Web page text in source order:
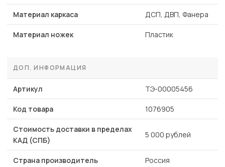
Материал каркаса ДСП, ДВП, Фанера
Материал ножек Пластик
ДОП. ИНФОРМАЦИЯ
Артикул ТЭ-00005456
Код товара 1076905
Стоимость доставки в пределах
КАД (СПБ)
5 000 рублей
Страна производитель Россия